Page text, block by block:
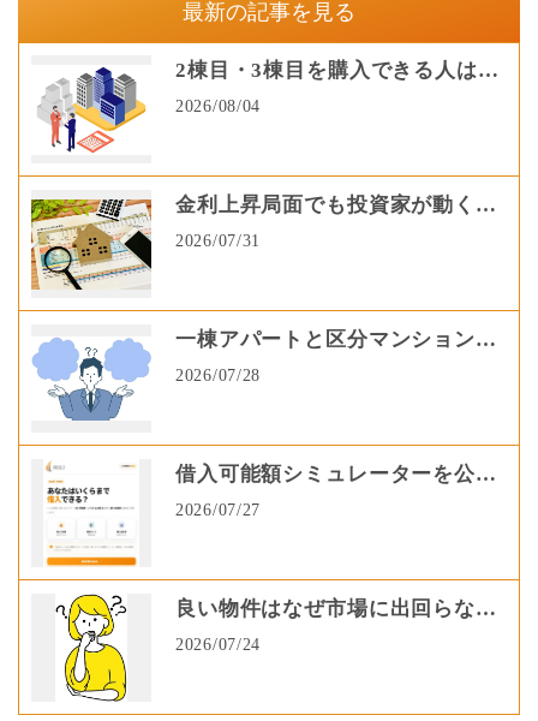
最新の記事を見る
2棟目・3棟目を購入できる人は何
が違う？買い進める投資家の共通
2026/08/04
金利上昇局面でも投資家が動く理
由とは？2026年の融資戦略を解説
2026/07/31
一棟アパートと区分マンション、
あなたに合うのはどっち？資産形
2026/07/28
借入可能額シミュレーターを公開
しました！
2026/07/27
良い物件はなぜ市場に出回らない
のか？非公開物件が増える理由と
2026/07/24